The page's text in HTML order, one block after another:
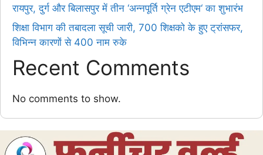
रायपुर, दुर्ग और बिलासपुर में तीन ‘अन्नपूर्ति ग्रेन एटीएम‘ का शुभारंभ
शिक्षा विभाग की तबादला सूची जारी, 700 शिक्षको के हुए ट्रांसफर,
विभिन्न कारणों से 400 नाम रुके
Recent Comments
No comments to show.